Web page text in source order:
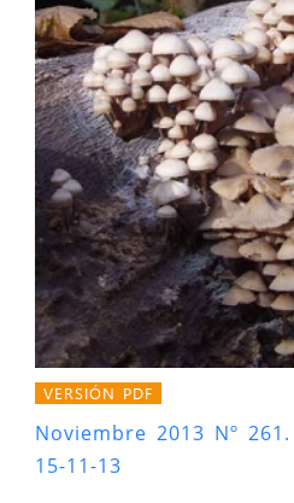
VERSIÓN PDF
Noviembre 2013 Nº 261.
15-11-13